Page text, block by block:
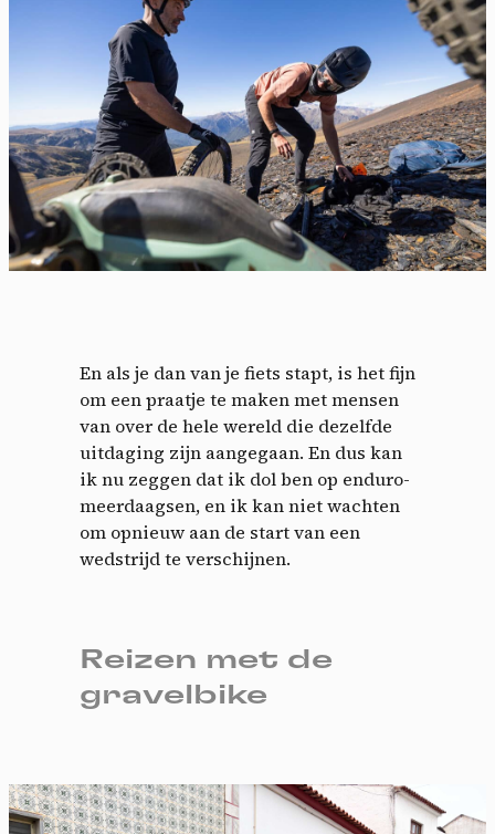
En als je dan van je fiets stapt, is het fijn
om een praatje te maken met mensen
van over de hele wereld die dezelfde
uitdaging zijn aangegaan. En dus kan
ik nu zeggen dat ik dol ben op enduro-
meerdaagsen, en ik kan niet wachten
om opnieuw aan de start van een
wedstrijd te verschijnen.
Reizen met de
gravelbike